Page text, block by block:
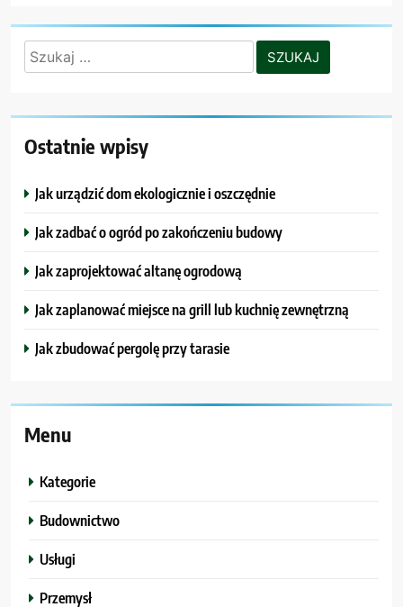
Szukaj:
Ostatnie wpisy
Jak urządzić dom ekologicznie i oszczędnie
Jak zadbać o ogród po zakończeniu budowy
Jak zaprojektować altanę ogrodową
Jak zaplanować miejsce na grill lub kuchnię zewnętrzną
Jak zbudować pergolę przy tarasie
Menu
Kategorie
Budownictwo
Usługi
Przemysł